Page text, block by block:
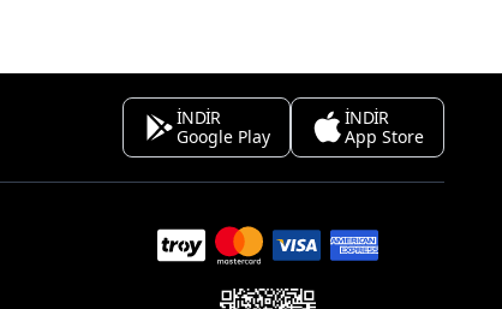
İNDİR
Google Play
İNDİR
App Store